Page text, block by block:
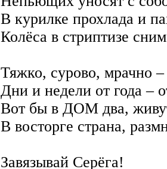
В курилке прохлада и
Колёса в стриптизе
Тяжко, сурово, мрачно
Дни и недели от года –
Вот бы в ДОМ два,
В восторге страна,
Завязывай Серёга!